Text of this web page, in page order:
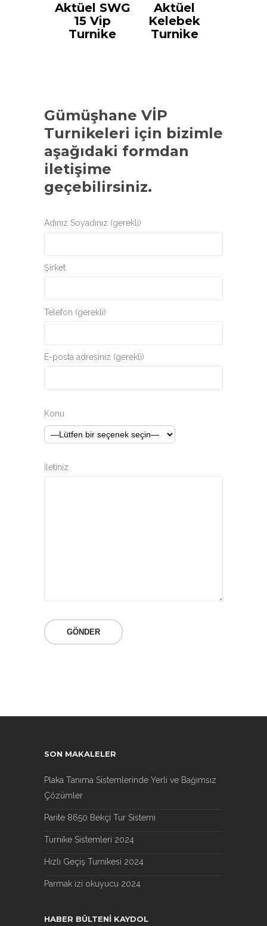
Aktüel SWG
15 Vip
Turnike
Aktüel
Kelebek
Turnike
Gümüşhane VİP
Turnikeleri için bizimle
aşağıdaki formdan
iletişime
geçebilirsiniz.
Adınız Soyadınız (gerekli)
Şirket
Telefon (gerekli)
E-posta adresiniz (gerekli)
Konu
İletiniz
SON MAKALELER
Plaka Tanıma Sistemlerinde Yerli ve Bağımsız
Çözümler
Parite 8650 Bekçi Tur Sistemi
Turnike Sistemleri 2024
Hızlı Geçiş Turnikesi 2024
Parmak izi okuyucu 2024
HABER BÜLTENI KAYDOL